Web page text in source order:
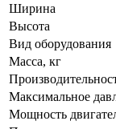
Ширина
Высота
Вид оборудования
Масса, кг
Максимальное
Мощность